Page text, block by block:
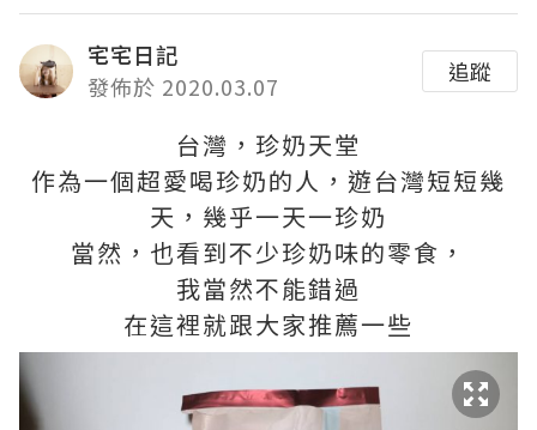
宅宅日記
發佈於 2020.03.07
追蹤
台灣，珍奶天堂
作為一個超愛喝珍奶的人，遊台灣短短幾
天，幾乎一天一珍奶
當然，也看到不少珍奶味的零食，
我當然不能錯過
在這裡就跟大家推薦一些